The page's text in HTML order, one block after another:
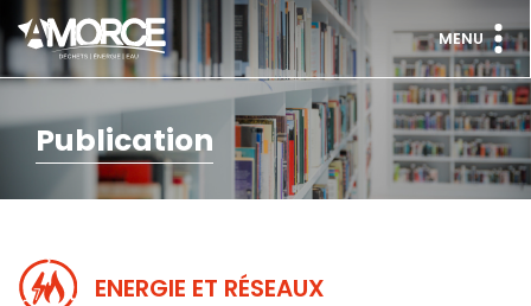
MENU
Publication
ENERGIE ET RÉSEAUX